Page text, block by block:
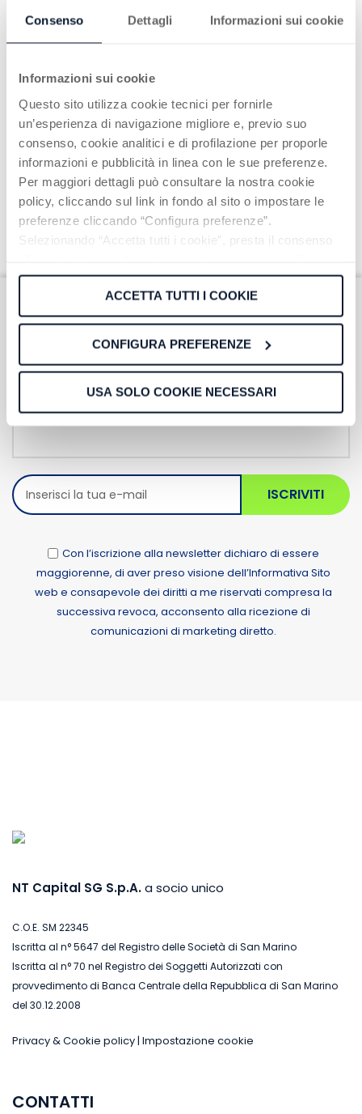
Consenso Dettagli Informazioni sui cookie
Informazioni sui cookie
Questo sito utilizza cookie tecnici per fornirle
un’esperienza di navigazione migliore e, previo suo
consenso, cookie analitici e di profilazione per proporle
informazioni e pubblicità in linea con le sue preferenze.
Per maggiori dettagli può consultare la nostra cookie
policy, cliccando sul link in fondo al sito o impostare le
preferenze cliccando “Configura preferenze”.
Selezionando “Accetta tutti i cookie”, presta il consenso
consenso cliccando su “Usa solo cookie necessari” e
saranno attivati i soli cookie tecnici necessari al corretto
funzionamento del sito.
ACCETTA TUTTI I COOKIE
CONFIGURA PREFERENZE
USA SOLO COOKIE NECESSARI
Iscriviti alla nostra
Newsletter
ISCRIVITI
Con l’iscrizione alla newsletter dichiaro di essere
maggiorenne, di aver preso visione dell’Informativa Sito
web e consapevole dei diritti a me riservati compresa la
successiva revoca, acconsento alla ricezione di
comunicazioni di marketing diretto.
NT Capital SG S.p.A.a socio unico
C.O.E. SM 22345
Iscritta al n° 5647 del Registro delle Società di San Marino
Iscritta al n° 70 nel Registro dei Soggetti Autorizzati con
provvedimento di Banca Centrale della Repubblica di San Marino
del 30.12.2008
Privacy & Cookie policy| Impostazione cookie
CONTATTI